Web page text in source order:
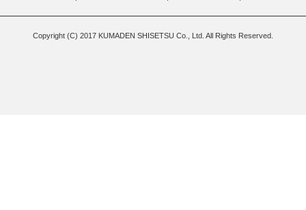
Copyright (C) 2017 KUMADEN SHISETSU Co., Ltd. All Rights Reserved.